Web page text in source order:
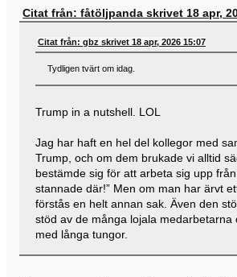
Citat från: fåtöljpanda skrivet 18 apr,
Citat från: gbz skrivet 18 apr, 2026 15:07
Tydligen tvärt om idag.
Trump in a nutshell. LOL
Jag har haft en hel del kollegor med
Trump, och om dem brukade vi alltid
bestämde sig för att arbeta sig upp
stannade där!” Men om man har ärvt
förstås en helt annan sak. Även den
stöd av de många lojala medarbetarna
med långa tungor.